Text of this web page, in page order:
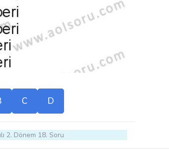
C D
2. Dönem 18. Soru